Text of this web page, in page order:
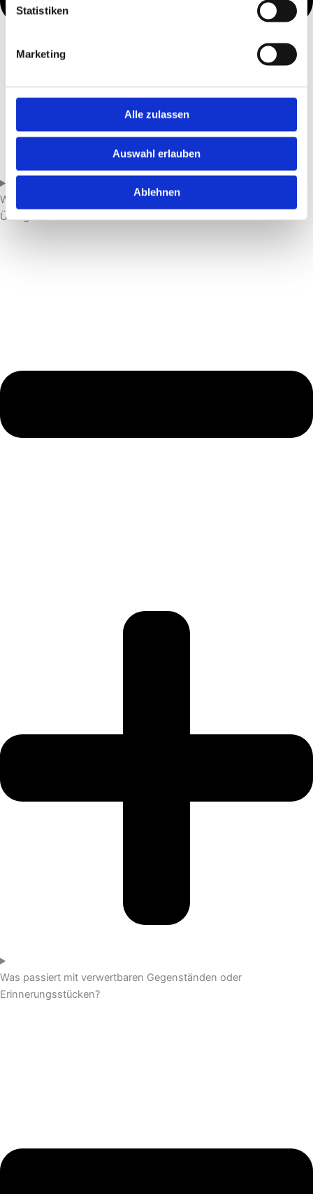
Statistiken
Marketing
Alle zulassen
Auswahl erlauben
Ablehnen
Wie läuft eine Entrümpelung ab – von der Anfrage bis zur
Übergabe?
Was passiert mit verwertbaren Gegenständen oder
Erinnerungsstücken?